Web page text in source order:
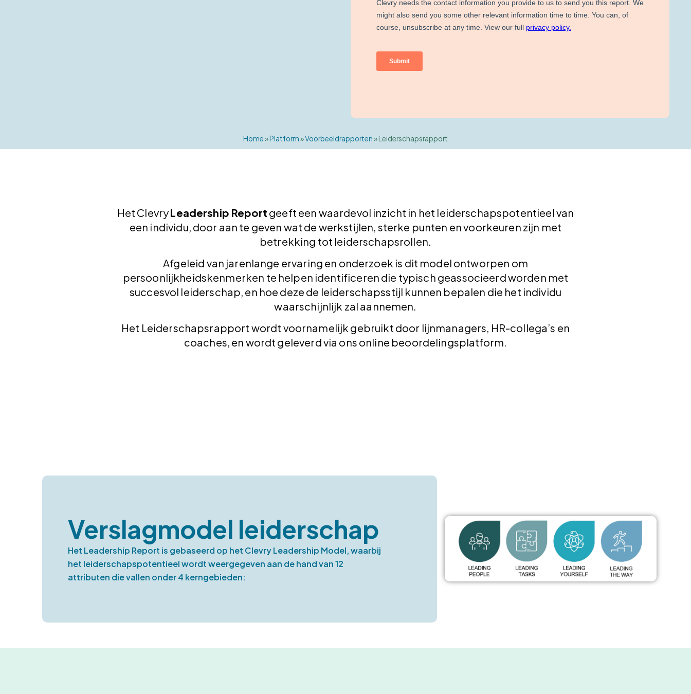
Home»Platform»Voorbeeldrapporten»Leiderschapsrapport
Het ClevryLeadership Report geeft een waardevol inzicht in het leiderschapspotentieel van
een individu, door aan te geven wat de werkstijlen, sterke punten en voorkeuren zijn met
betrekking tot leiderschapsrollen.
Afgeleid van jarenlange ervaring en onderzoek is dit model ontworpen om
persoonlijkheidskenmerken te helpen identificeren die typisch geassocieerd worden met
succesvol leiderschap, en hoe deze de leiderschapsstijl kunnen bepalen die het individu
waarschijnlijk zal aannemen.
Het Leiderschapsrapport wordt voornamelijk gebruikt door lijnmanagers, HR-collega’s en
coaches, en wordt geleverd via ons online beoordelingsplatform.
Verslagmodel leiderschap
Het Leadership Report is gebaseerd op het Clevry Leadership Model, waarbij
het leiderschapspotentieel wordt weergegeven aan de hand van 12
attributen die vallen onder 4 kerngebieden: